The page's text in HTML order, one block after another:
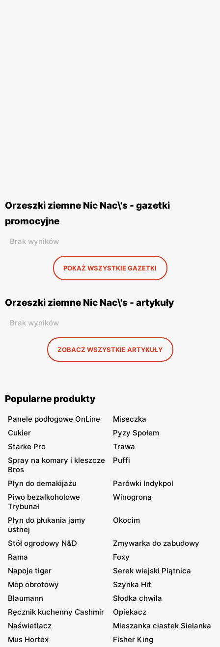
Orzeszki ziemne Nic Nac\'s - gazetki
promocyjne
Brak wyników
POKAŻ WSZYSTKIE GAZETKI
Orzeszki ziemne Nic Nac\'s - artykuły
Brak wyników
ZOBACZ WSZYSTKIE ARTYKUŁY
Popularne produkty
Panele podłogowe OnLine
Miseczka
Cukier
Pyzy Społem
Starke Pro
Trawa
Spray na komary i kleszcze
Bros
Puffi
Płyn do demakijażu
Parówki Indykpol
Piwo bezalkoholowe
Trybunał
Winogrona
Płyn do płukania jamy
ustnej
Okocim
Stół ogrodowy N&D
Zmywarka do zabudowy
Rama
Foxy
Napoje tiger
Serek wiejski Piątnica
Mop obrotowy
Szynka Hit
Blaumann
Słodka chwila
Ręcznik kuchenny Cashmir
Opiekacz
Naświetlacz
Mieszanka ciastek Sielanka
Mus Hortex
Fisher King